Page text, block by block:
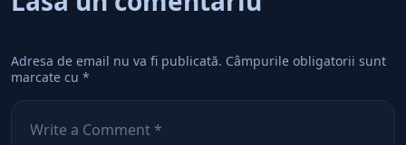
Adresa de email nu va fi publicată. Câmpurile obligatorii sunt
marcate cu *